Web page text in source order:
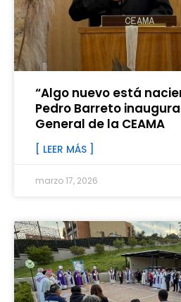
“Algo nuevo está
Pedro Barreto
General de la CEAMA
[ LEER MÁS ]
marzo 17, 2026